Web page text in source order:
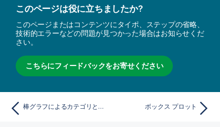
このページは役に立ちましたか?
このページまたはコンテンツにタイポ、ステップの省略、
技術的エラーなどの問題が見つかった場合はお知らせくだ
さい。
こちらにフィードバックをお寄せください
棒グラフによるカテゴリとメジャーの比較 ボックス プロット